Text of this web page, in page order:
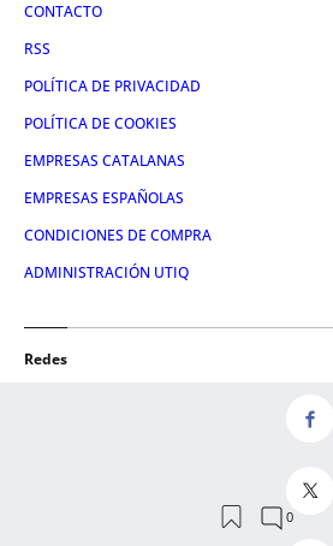
CONTACTO
RSS
POLÍTICA DE PRIVACIDAD
POLÍTICA DE COOKIES
EMPRESAS CATALANAS
EMPRESAS ESPAÑOLAS
CONDICIONES DE COMPRA
ADMINISTRACIÓN UTIQ
Redes